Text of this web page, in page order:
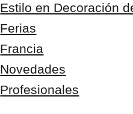
Estilo en Decoración
Ferias
Francia
Novedades
Profesionales